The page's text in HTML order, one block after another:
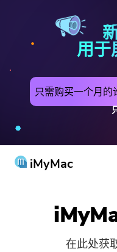
用于
只需购买一个月的
iMyMac
产品与解决方案
公用事业
在此处获